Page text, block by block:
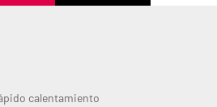
calentamiento